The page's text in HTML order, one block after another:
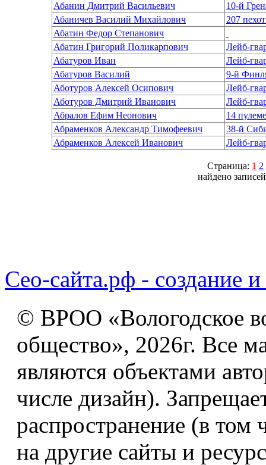
Абанин Дмитрий Васильевич
Абаничев Василий Михайлович
207
Абатин Федор Степанович
Абатин Григорий Поликарпович
Лейб-
Абатуров Иван
Лейб-
Абатуров Василий
9-й
Аботуров Алексей Осипович
Лейб-
Аботуров Дмитрий Иванович
Лейб-
Абралов Ефим Неонович
14
Абраменков Александр Тимофеевич
38-й
Абраменков Алексей Иванович
Лейб-
Страница: 1 2
найдено
Сео-сайта.рф - создание и
© ВРОО «Вологодское
общество», 2026г. Все
являются объектами
числе дизайн).
распространение (в том
на другие сайты и